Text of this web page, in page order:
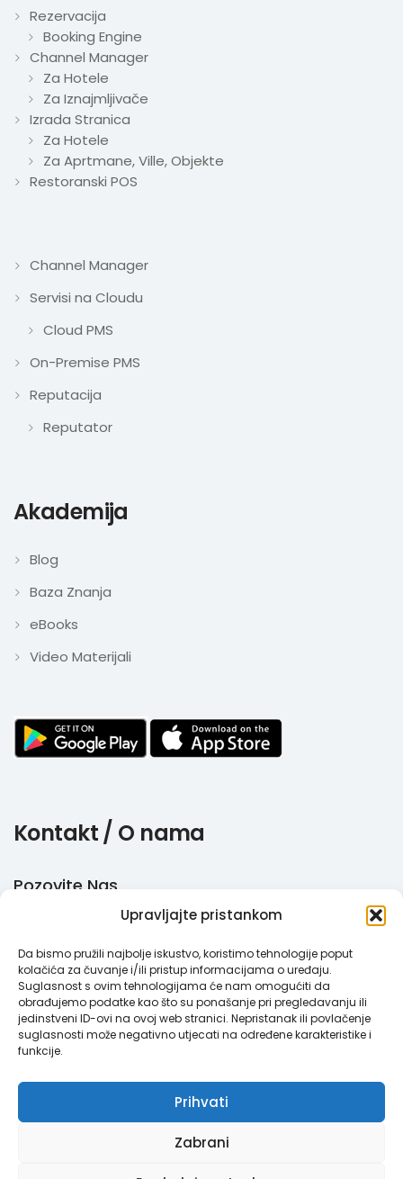
Upravljajte pristankom
Da bismo pružili najbolje iskustvo, koristimo tehnologije poput
kolačića za čuvanje i/ili pristup informacijama o uređaju.
Suglasnost s ovim tehnologijama će nam omogućiti da
obrađujemo podatke kao što su ponašanje pri pregledavanju ili
jedinstveni ID-ovi na ovoj web stranici. Nepristanak ili povlačenje
suglasnosti može negativno utjecati na određene karakteristike i
funkcije.
Prihvati
Zabrani
Rezervacija
Booking Engine
Channel Manager
Za Hotele
Za Iznajmljivače
Izrada Stranica
Za Hotele
Za Aprtmane, Ville, Objekte
Restoranski POS
Channel Manager
Servisi na Cloudu
Cloud PMS
On-Premise PMS
Reputacija
Reputator
Akademija
Blog
Baza Znanja
eBooks
Video Materijali
Kontakt / O nama
Pozovite Nas
+385 51 770 710
Email
info@megabooker.hr
WhatsApp / Viber